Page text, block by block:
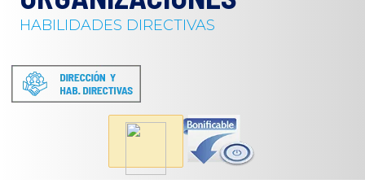
HABILIDADES DIRECTIVAS